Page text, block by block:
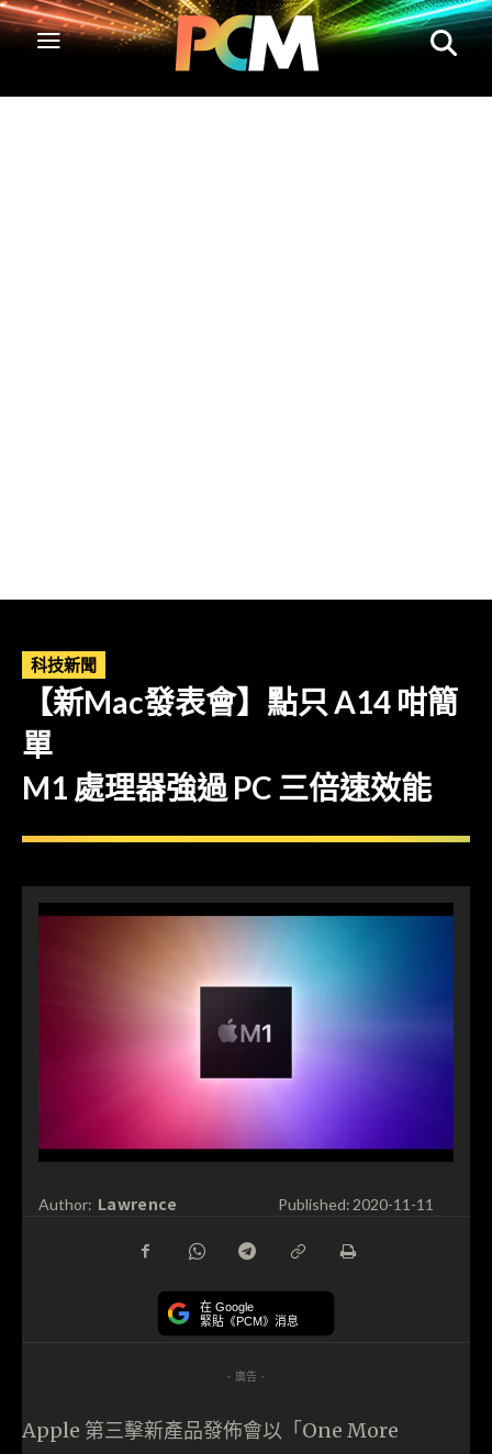
科技新聞
【新Mac發表會】點只 A14 咁簡
單
M1 處理器強過 PC 三倍速效能
Author: Lawrence Published:2020-11-11
在 Google
緊貼《PCM》消息
- 廣告 -
Apple 第三擊新產品發佈會以「One More